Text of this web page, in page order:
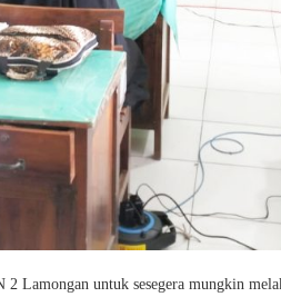
Lamongan untuk sesegera mungkin